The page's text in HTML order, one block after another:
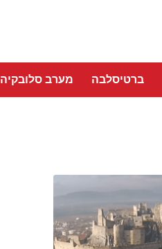
ברטיסלבה מערב סלובקיה